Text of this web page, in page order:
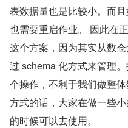
表数据量也是比较小。而
也需要重启作业。 因此在
这个方案，因为其实从数
过 schema 化方式来管理
个操作，不利于我们做整
方式的话，大家在做一些
的时候可以去使用。